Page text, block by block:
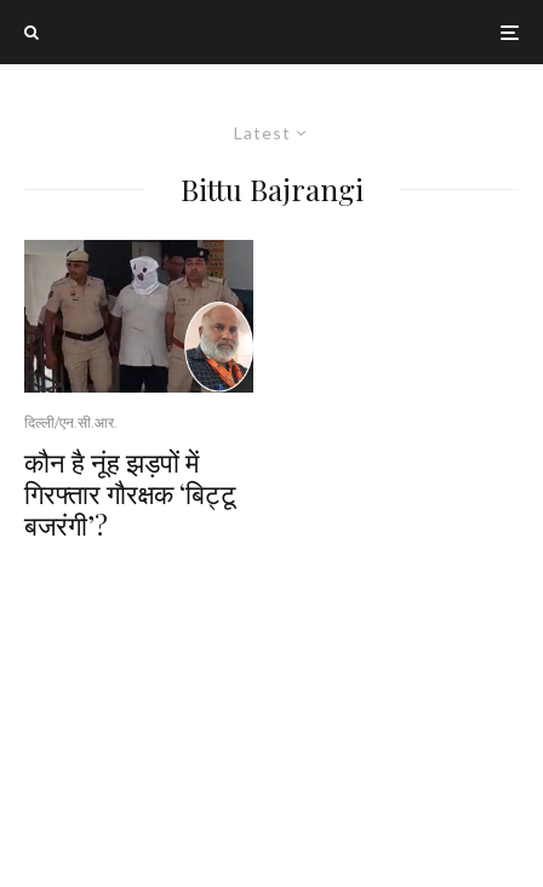
Latest
Bittu Bajrangi
दिल्ली/एन.सी.आर.
कौन है नूंह झड़पों में
गिरफ्तार गौरक्षक ‘बिट्टू
बजरंगी’?